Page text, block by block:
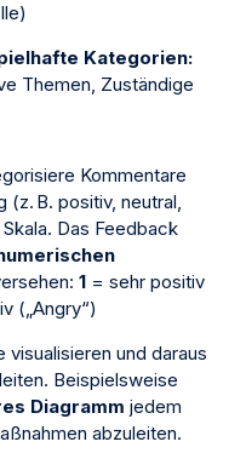
Kategorien:
Themen, Zuständige
Kommentare
(z. B. positiv, neutral,
Das Feedback
1 = sehr positiv
(„Angry“)
visualisieren und daraus
Beispielsweise
Diagramm jedem
abzuleiten.